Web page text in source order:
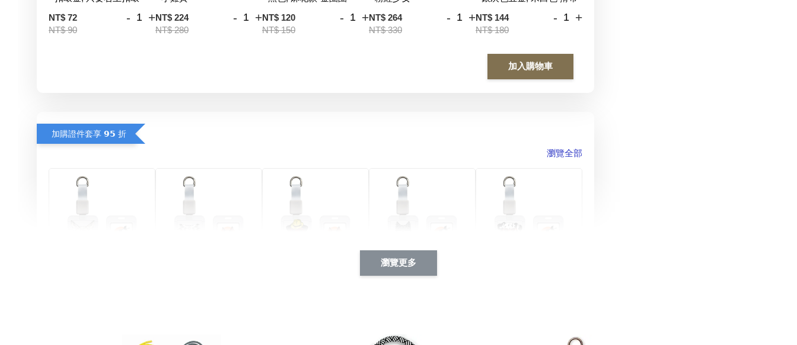
NT$ 72
NT$ 90
- +NT$ 224
NT$ 280
- +NT$ 120
NT$ 150
- +NT$ 264
NT$ 330
- +NT$ 144
NT$ 180
- +
加入購物車
加購證件套享 𝟵𝟱 折
瀏覽全部
瀏覽更多